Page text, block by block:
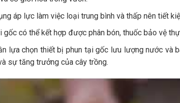
lượng lớn
lớn cung cấp nước với bán kính tưới rộng.
ươm, cây lớn ngoài trời, chống sương giá, làm
qua tán lá giúp điều hòa vùng vi tiểu khí hậu hiệu
với lưu lượng cao qua tán lá khó có thể kết hợp